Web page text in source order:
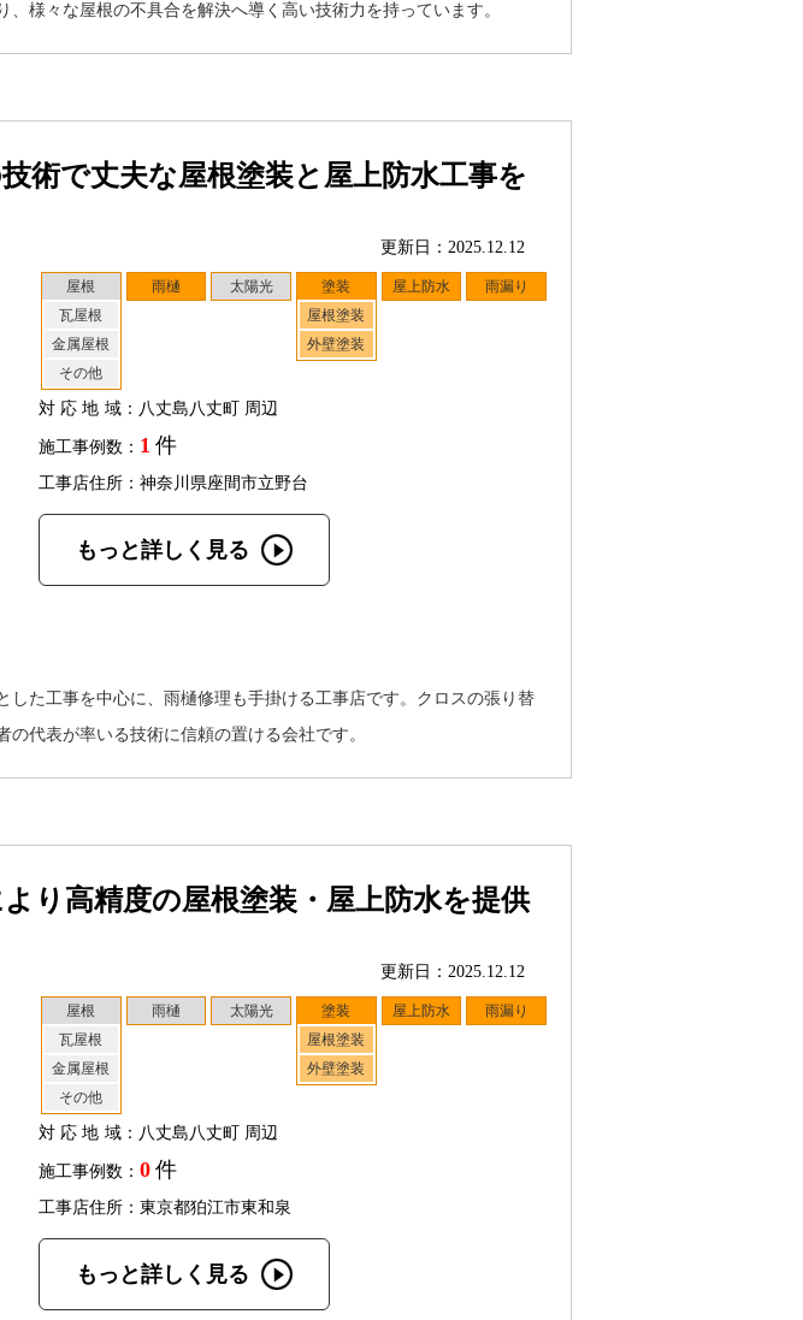
様々な屋根の不具合を解決へ導く高い技術力を持っています。
術で丈夫な屋根塗装と屋上防水工事を
更新日：2025.12.12
屋根
瓦屋根
金属屋根
その他
雨樋 太陽光
塗装
屋根塗装
外壁塗装
屋上防水 雨漏り
対応地域：八丈島八丈町 周辺
施工事例数： 1 件
工事店住所：神奈川県座間市立野台
もっと詳しく見る
た工事を中心に、雨樋修理も手掛ける工事店です。クロスの張り替
代表が率いる技術に信頼の置ける会社です。
り高精度の屋根塗装・屋上防水を提供
更新日：2025.12.12
屋根
瓦屋根
金属屋根
その他
雨樋 太陽光
塗装
屋根塗装
外壁塗装
屋上防水 雨漏り
対応地域：八丈島八丈町 周辺
施工事例数： 0 件
工事店住所：東京都狛江市東和泉
もっと詳しく見る